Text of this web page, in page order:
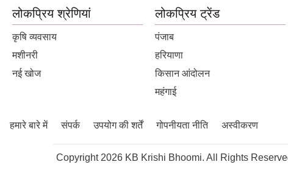
लोकप्रिय श्रेणियां
कृषि व्यवसाय
मशीनरी
नई खोज
लोकप्रिय ट्रेंड
पंजाब
हरियाणा
किसान आंदोलन
महंगाई
हमारे बारे में संपर्क उपयोग की शर्तें गोपनीयता नीति अस्वीकरण
Copyright 2026 KB Krishi Bhoomi. All Rights